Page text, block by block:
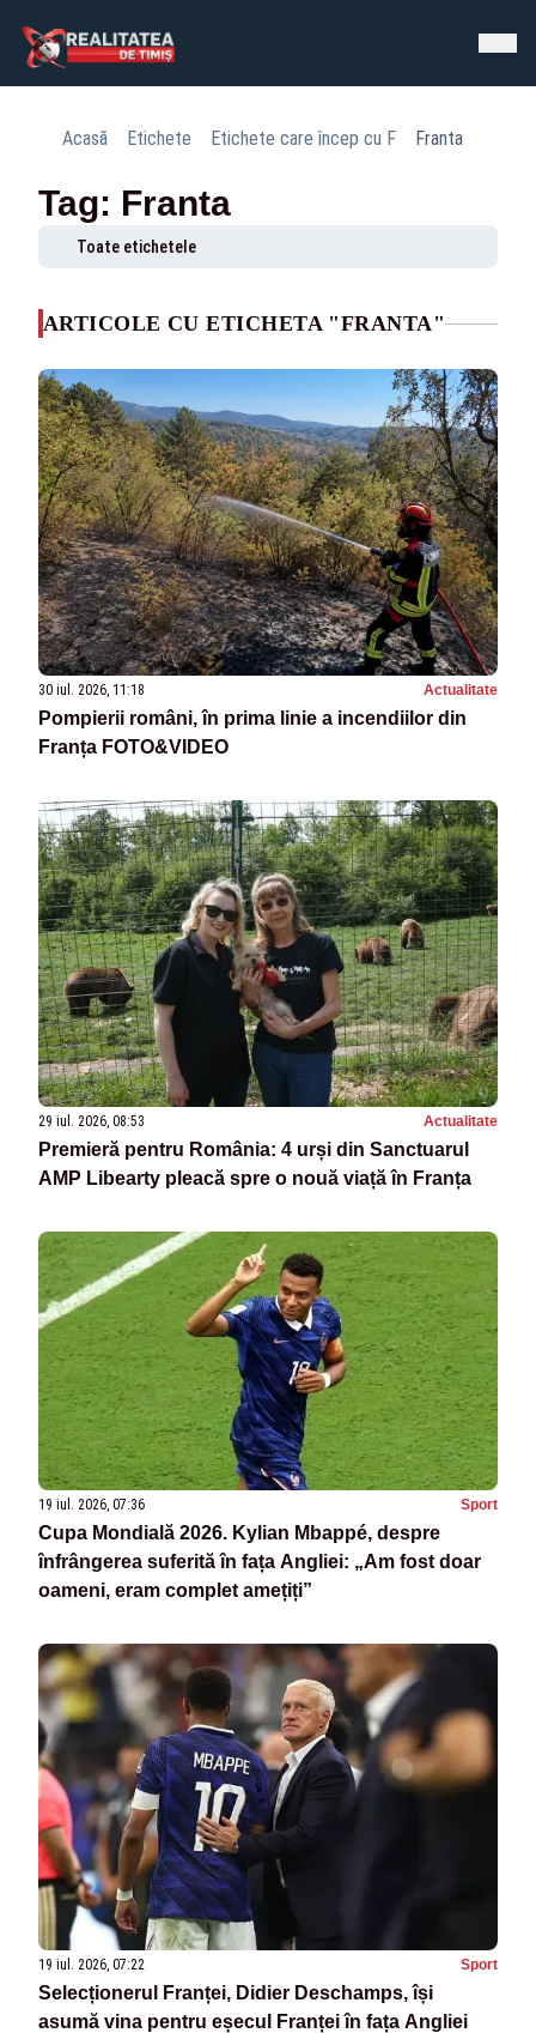
Acasă Etichete Etichete care încep cu F Franta
Tag: Franta
Toate etichetele
ARTICOLE CU ETICHETA "FRANTA"
30 iul. 2026, 11:18 Actualitate
Pompierii români, în prima linie a incendiilor din
Franța FOTO&VIDEO
29 iul. 2026, 08:53 Actualitate
Premieră pentru România: 4 urși din Sanctuarul
AMP Libearty pleacă spre o nouă viață în Franța
19 iul. 2026, 07:36 Sport
Cupa Mondială 2026. Kylian Mbappé, despre
înfrângerea suferită în fața Angliei: „Am fost doar
oameni, eram complet amețiți”
19 iul. 2026, 07:22 Sport
Selecționerul Franței, Didier Deschamps, își
asumă vina pentru eșecul Franței în fața Angliei